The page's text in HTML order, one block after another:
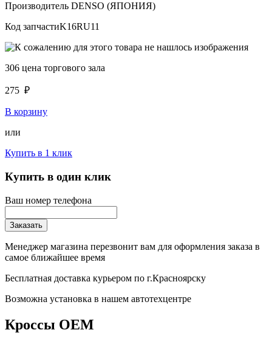
Производитель DENSO (ЯПОНИЯ)
Код запчастиK16RU11
306 цена торгового зала
275 ₽
В корзину
или
Купить в 1 клик
Купить в один клик
Ваш номер телефона
Заказать
Менеджер магазина перезвонит вам для оформления заказа в
самое ближайшее время
Бесплатная доставка курьером по г.Красноярску
Возможна установка в нашем автотехцентре
Кроссы OEM